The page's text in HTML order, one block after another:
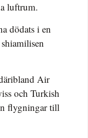
luftrum.
dödats i en
Air
och Turkish
flygningar till